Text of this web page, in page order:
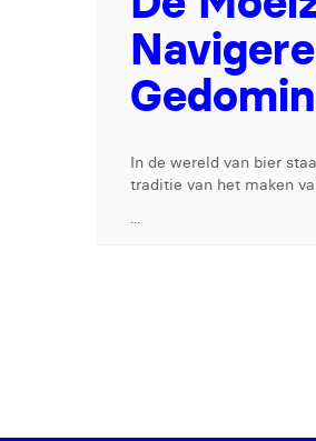
In de wereld van bier
traditie van het maken
...